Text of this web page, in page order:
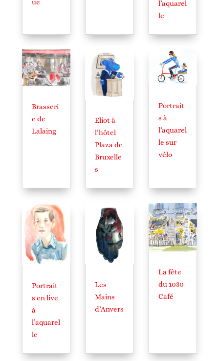
ue
l’aquarel
le
Brasseri
e de
Lalaing
Eliot à
l’hôtel
Plaza de
Bruxelle
s
Portrait
s à
l’aquarel
le sur
vélo
Portrait
s en live
à
l’aquarel
le
Les
Mains
d’Anvers
La fête
du 1030
Café